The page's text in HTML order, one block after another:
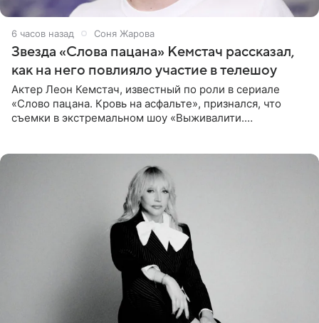
6 часов назад Соня Жарова
Звезда «Слова пацана» Кемстач рассказал,
как на него повлияло участие в телешоу
Актер Леон Кемстач, известный по роли в сериале
«Слово пацана. Кровь на асфальте», признался, что
съемки в экстремальном шоу «Выживалити.